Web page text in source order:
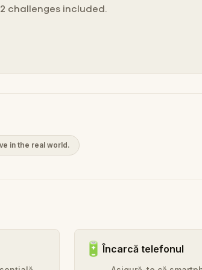
challenges included.
in the real world.
🔋Încarcă telefonul